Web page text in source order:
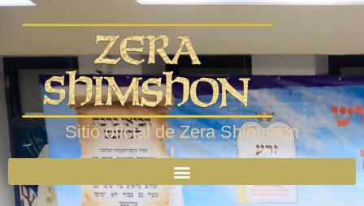
Sitio oficial de Zera Shimshon